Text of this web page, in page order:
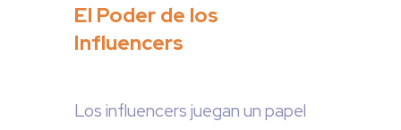
El Poder de los
Influencers
Los influencers juegan un papel